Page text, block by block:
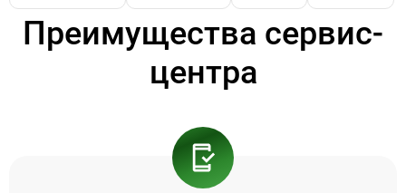
Преимущества сервис-
центра